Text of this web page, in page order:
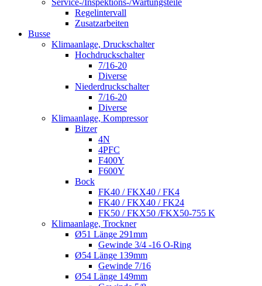
Service-/Inspektions-/Wartungsteile
Regelintervall
Zusatzarbeiten
Busse
Klimaanlage, Druckschalter
Hochdruckschalter
7/16-20
Diverse
Niederdruckschalter
7/16-20
Diverse
Klimaanlage, Kompressor
Bitzer
4N
4PFC
F400Y
F600Y
Bock
FK40 / FKX40 / FK4
FK40 / FKX40 / FK24
FK50 / FKX50 /FKX50-755 K
Klimaanlage, Trockner
Ø51 Länge 291mm
Gewinde 3/4 -16 O-Ring
Ø54 Länge 139mm
Gewinde 7/16
Ø54 Länge 149mm